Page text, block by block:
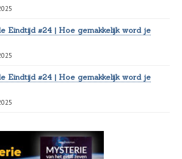
Eindtijd #24 | Hoe gemakkelijk word je
Eindtijd #24 | Hoe gemakkelijk word je